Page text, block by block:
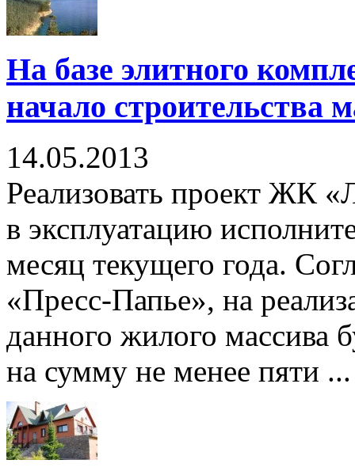
На базе элитного
начало строительства
14.05.2013
Реализовать проект ЖК
в эксплуатацию
месяц текущего года.
«Пресс-Папье», на
данного жилого массива
на сумму не менее пяти ...